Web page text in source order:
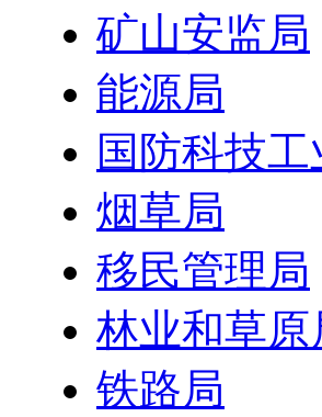
矿山安监局
能源局
国防科技工
烟草局
移民管理局
林业和草原
铁路局